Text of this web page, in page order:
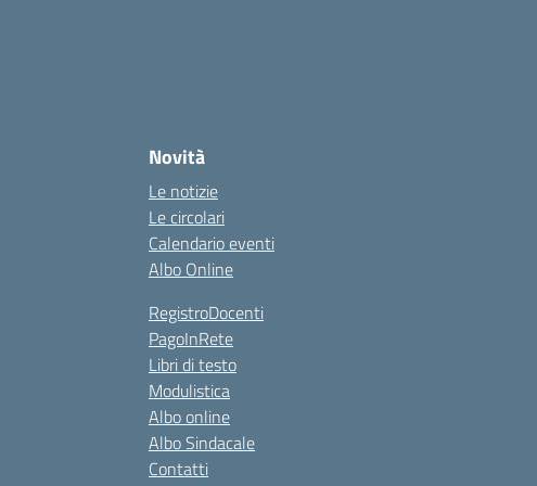
Novità
Le notizie
Le circolari
Calendario eventi
Albo Online
RegistroDocenti
PagoInRete
Libri di testo
Modulistica
Albo online
Albo Sindacale
Contatti